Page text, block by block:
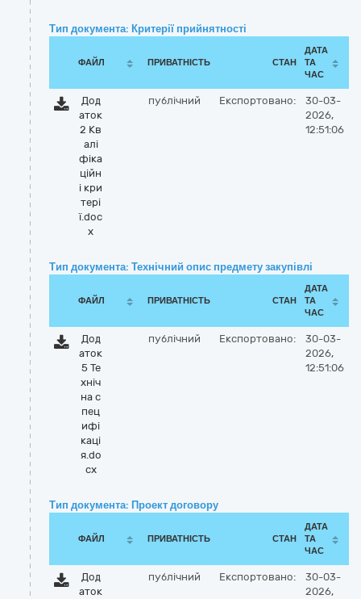
Тип документа: Критерії прийнятності
ФАЙЛ ПРИВАТНІСТЬ СТАН
ДАТА
ТА
ЧАС
Дод
аток
2 Кв
алі
фіка
ційн
і кри
тері
ї.doc
x
публічний Експортовано:
30-03-
2026,
12:51:06
Тип документа: Технічний опис предмету закупівлі
ФАЙЛ ПРИВАТНІСТЬ СТАН
ДАТА
ТА
ЧАС
Дод
аток
5 Те
хніч
на с
пец
ифі
каці
я.do
cx
публічний Експортовано:
30-03-
2026,
12:51:06
Тип документа: Проект договору
ФАЙЛ ПРИВАТНІСТЬ СТАН
ДАТА
ТА
ЧАС
Дод
аток
публічний Експортовано:
30-03-
2026,